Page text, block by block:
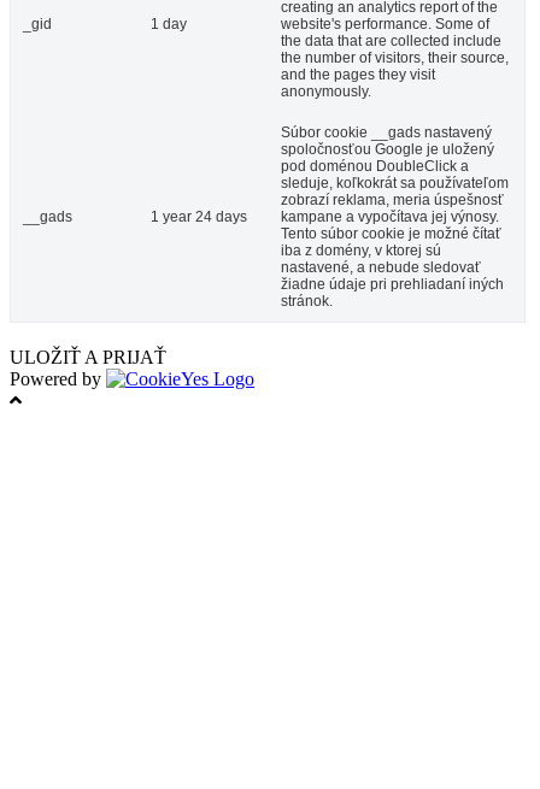
_gid 1 day
creating an analytics report of the
website's performance. Some of
the data that are collected include
the number of visitors, their source,
and the pages they visit
anonymously.
__gads 1 year 24 days
Súbor cookie __gads nastavený
spoločnosťou Google je uložený
pod doménou DoubleClick a
sleduje, koľkokrát sa používateľom
zobrazí reklama, meria úspešnosť
kampane a vypočítava jej výnosy.
Tento súbor cookie je možné čítať
iba z domény, v ktorej sú
nastavené, a nebude sledovať
žiadne údaje pri prehliadaní iných
stránok.
ULOŽIŤ A PRIJAŤ
Powered by